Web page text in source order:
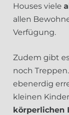
Houses viele
allen
Verfügung.
Zudem gibt
noch
ebenerdig
kleinen
körperlichen